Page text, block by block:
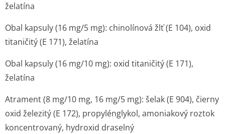
želatína
Obal kapsuly (16 mg/5 mg): chinolínová žlť (E 104), oxid
titaničitý (E 171), želatína
Obal kapsuly (16 mg/10 mg): oxid titaničitý (E 171),
želatína
Atrament (8 mg/10 mg, 16 mg/5 mg): šelak (E 904), čierny
oxid železitý (E 172), propylénglykol, amoniakový roztok
koncentrovaný, hydroxid draselný